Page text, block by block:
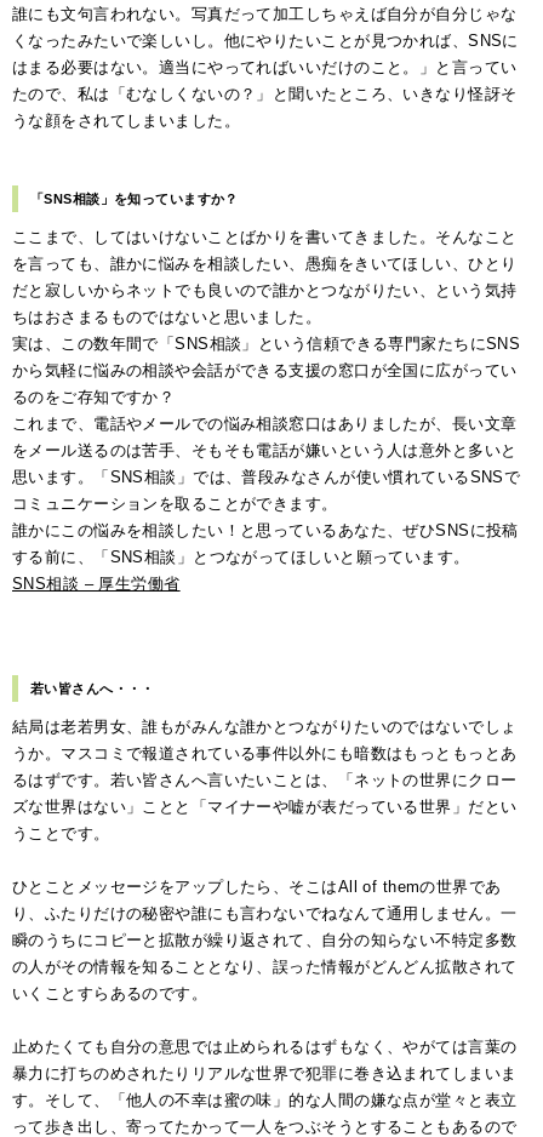
誰にも文句言われない。写真だって加工しちゃえば自分が自分じゃな
くなったみたいで楽しいし。他にやりたいことが見つかれば、SNSに
はまる必要はない。適当にやってればいいだけのこと。」と言ってい
たので、私は「むなしくないの？」と聞いたところ、いきなり怪訝そ
うな顔をされてしまいました。
「SNS相談」を知っていますか？
ここまで、してはいけないことばかりを書いてきました。そんなこと
を言っても、誰かに悩みを相談したい、愚痴をきいてほしい、ひとり
だと寂しいからネットでも良いので誰かとつながりたい、という気持
ちはおさまるものではないと思いました。
実は、この数年間で「SNS相談」という信頼できる専門家たちにSNS
から気軽に悩みの相談や会話ができる支援の窓口が全国に広がってい
るのをご存知ですか？
これまで、電話やメールでの悩み相談窓口はありましたが、長い文章
をメール送るのは苦手、そもそも電話が嫌いという人は意外と多いと
思います。「SNS相談」では、普段みなさんが使い慣れているSNSで
コミュニケーションを取ることができます。
誰かにこの悩みを相談したい！と思っているあなた、ぜひSNSに投稿
する前に、「SNS相談」とつながってほしいと願っています。
SNS相談 – 厚生労働省
若い皆さんへ・・・
結局は老若男女、誰もがみんな誰かとつながりたいのではないでしょ
うか。マスコミで報道されている事件以外にも暗数はもっともっとあ
るはずです。若い皆さんへ言いたいことは、「ネットの世界にクロー
ズな世界はない」ことと「マイナーや嘘が表だっている世界」だとい
うことです。
ひとことメッセージをアップしたら、そこはAll of themの世界であ
り、ふたりだけの秘密や誰にも言わないでねなんて通用しません。一
瞬のうちにコピーと拡散が繰り返されて、自分の知らない不特定多数
の人がその情報を知ることとなり、誤った情報がどんどん拡散されて
いくことすらあるのです。
止めたくても自分の意思では止められるはずもなく、やがては言葉の
暴力に打ちのめされたりリアルな世界で犯罪に巻き込まれてしまいま
す。そして、「他人の不幸は蜜の味」的な人間の嫌な点が堂々と表立
って歩き出し、寄ってたかって一人をつぶそうとすることもあるので